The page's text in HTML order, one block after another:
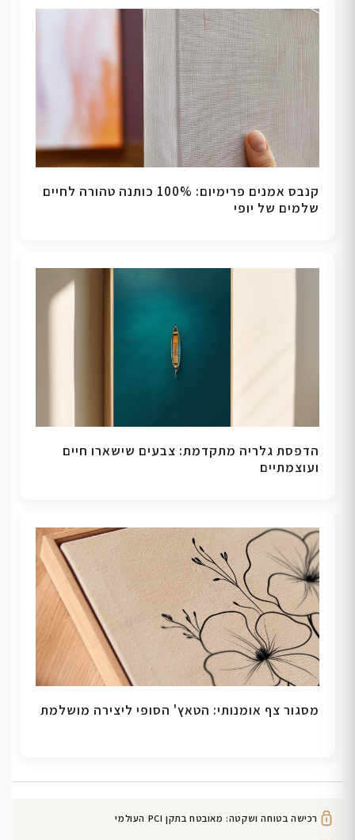
קנבס אמנים פרימיום: 100% כותנה טהורה לחיים
שלמים של יופי
הדפסת גלריה מתקדמת: צבעים שישארו חיים
ועוצמתיים
מסגור צף אומנותי: הטאץ' הסופי ליצירה מושלמת
רכישה בטוחה ושקטה: מאובטח בתקן PCI העולמי